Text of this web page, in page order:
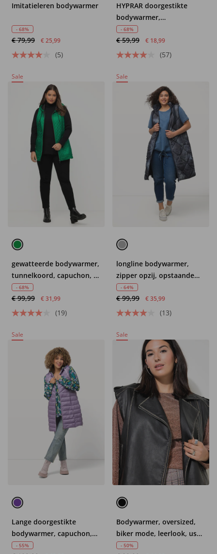
Imitatieleren bodywarmer
- 68%
€ 79,99 € 25,99
(5)
HYPRAR doorgestikte
bodywarmer,
waterafstotend,
opstaande kraag,
gerecycled
- 68%
€ 59,99 € 18,99
(57)
Sale
gewatteerde bodywarmer,
tunnelkoord, capuchon, 2-
weg zipper, mouwloos
- 68%
€ 99,99 € 31,99
(19)
Sale
longline bodywarmer,
zipper opzij, opstaande
kraag, mouwloos
- 64%
€ 99,99 € 35,99
(13)
Sale
Lange doorgestikte
bodywarmer, capuchon,
rits aan de zijkanten,
- 55%
Sale
Bodywarmer, oversized,
biker mode, leerlook, used
look
- 50%